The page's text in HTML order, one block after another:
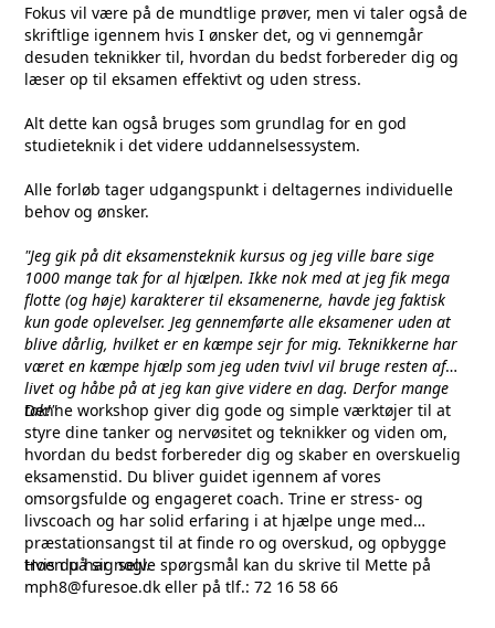
Fokus vil være på de mundtlige prøver, men vi taler også de
skriftlige igennem hvis I ønsker det, og vi gennemgår
desuden teknikker til, hvordan du bedst forbereder dig og
læser op til eksamen effektivt og uden stress.
Alt dette kan også bruges som grundlag for en god
studieteknik i det videre uddannelsessystem.
Alle forløb tager udgangspunkt i deltagernes individuelle
behov og ønsker.
"Jeg gik på dit eksamensteknik kursus og jeg ville bare sige
1000 mange tak for al hjælpen. Ikke nok med at jeg fik mega
flotte (og høje) karakterer til eksamenerne, havde jeg faktisk
kun gode oplevelser. Jeg gennemførte alle eksamener uden at
blive dårlig, hvilket er en kæmpe sejr for mig. Teknikkerne har
været en kæmpe hjælp som jeg uden tvivl vil bruge resten af
livet og håbe på at jeg kan give videre en dag. Derfor mange
tak!"
Denne workshop giver dig gode og simple værktøjer til at
styre dine tanker og nervøsitet og teknikker og viden om,
hvordan du bedst forbereder dig og skaber en overskuelig
eksamenstid. Du bliver guidet igennem af vores
omsorgsfulde og engageret coach. Trine er stress- og
livscoach og har solid erfaring i at hjælpe unge med
præstationsangst til at finde ro og overskud, og opbygge
troen på sig selv.
Hvis du har nogle spørgsmål kan du skrive til Mette på
mph8@furesoe.dk eller på tlf.: 72 16 58 66